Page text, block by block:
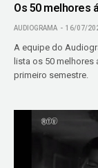
Os 50 melhores
AUDIOGRAMA 16/07/
A equipe do
lista os 50
primeiro semestre.